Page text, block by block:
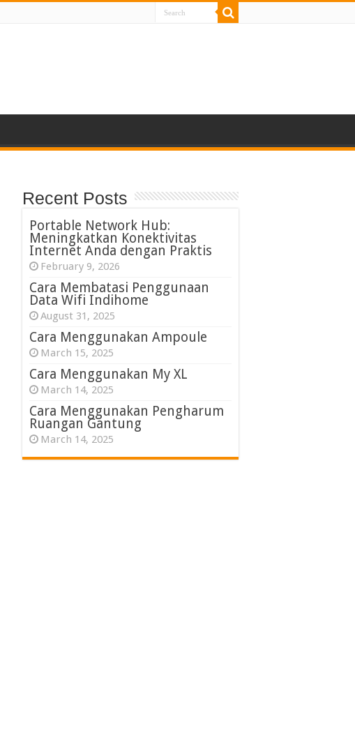
Recent Posts
Portable Network Hub:
Meningkatkan Konektivitas
Internet Anda dengan Praktis
February 9, 2026
Cara Membatasi Penggunaan
Data Wifi Indihome
August 31, 2025
Cara Menggunakan Ampoule
March 15, 2025
Cara Menggunakan My XL
March 14, 2025
Cara Menggunakan Pengharum
Ruangan Gantung
March 14, 2025